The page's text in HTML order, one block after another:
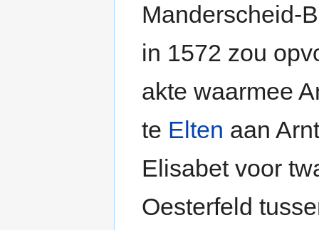
Manderscheid-
in 1572 zou
akte waarmee
te Elten aan
Elisabet voor
Oesterfeld